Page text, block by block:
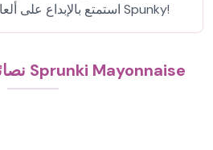
Mayonnaise. استمتع بالإبداع على ألعاب Spunky!
نصائح احترافية لنسخة Sprunki Mayonnaise